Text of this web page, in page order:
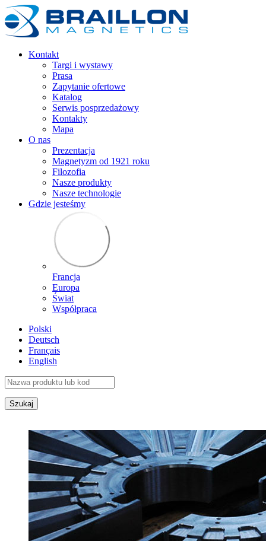
Kontakt
Targi i wystawy
Prasa
Zapytanie ofertowe
Katalog
Serwis posprzedażowy
Kontakty
Mapa
O nas
Prezentacja
Magnetyzm od 1921 roku
Filozofia
Nasze produkty
Nasze technologie
Gdzie jesteśmy
Francja
Europa
Świat
Współpraca
Polski
Deutsch
Français
English